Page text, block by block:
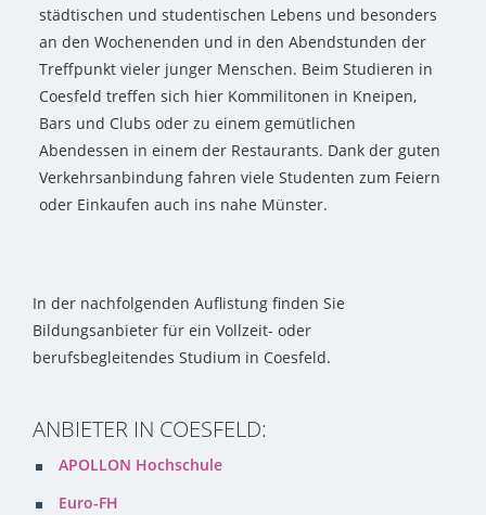
städtischen und studentischen Lebens und besonders
an den Wochenenden und in den Abendstunden der
Treffpunkt vieler junger Menschen. Beim Studieren in
Coesfeld treffen sich hier Kommilitonen in Kneipen,
Bars und Clubs oder zu einem gemütlichen
Abendessen in einem der Restaurants. Dank der guten
Verkehrsanbindung fahren viele Studenten zum Feiern
oder Einkaufen auch ins nahe Münster.
In der nachfolgenden Auflistung finden Sie
Bildungsanbieter für ein Vollzeit- oder
berufsbegleitendes Studium in Coesfeld.
ANBIETER IN COESFELD:
APOLLON Hochschule
Euro-FH